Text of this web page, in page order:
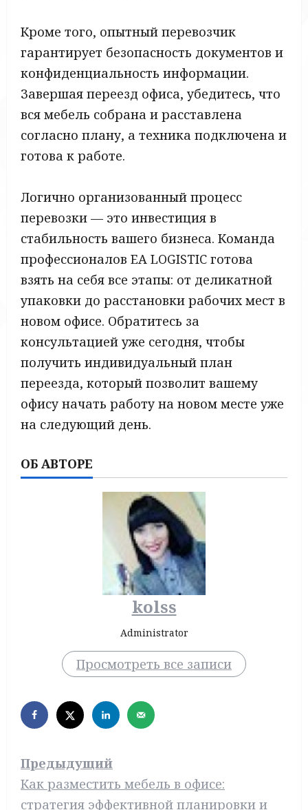
Кроме того, опытный перевозчик
гарантирует безопасность документов и
конфиденциальность информации.
Завершая переезд офиса, убедитесь, что
вся мебель собрана и расставлена
согласно плану, а техника подключена и
готова к работе.
Логично организованный процесс
перевозки — это инвестиция в
стабильность вашего бизнеса. Команда
профессионалов EA LOGISTIC готова
взять на себя все этапы: от деликатной
упаковки до расстановки рабочих мест в
новом офисе. Обратитесь за
консультацией уже сегодня, чтобы
получить индивидуальный план
переезда, который позволит вашему
офису начать работу на новом месте уже
на следующий день.
ОБ АВТОРЕ
kolss
Administrator
Просмотреть все записи
Н
а
Предыдущий
Как разместить мебель в офисе:
стратегия эффективной планировки и